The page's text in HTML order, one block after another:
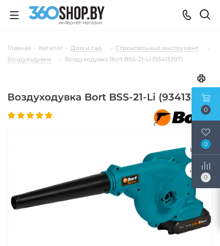
Главная - Каталог - Дом и сад - Строительный инструмент
-
Воздуходувки
- Воздуходувка Bort BSS-21-Li (93413397)
Воздуходувка Bort BSS-21-Li (93413397)
0
0
0